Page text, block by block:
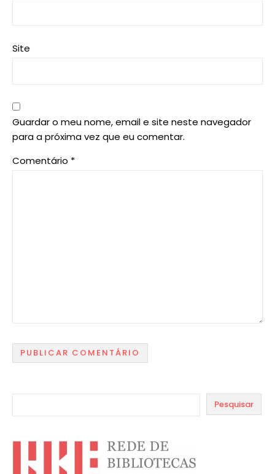
Site
Guardar o meu nome, email e site neste navegador
para a próxima vez que eu comentar.
Comentário *
Pesquisar